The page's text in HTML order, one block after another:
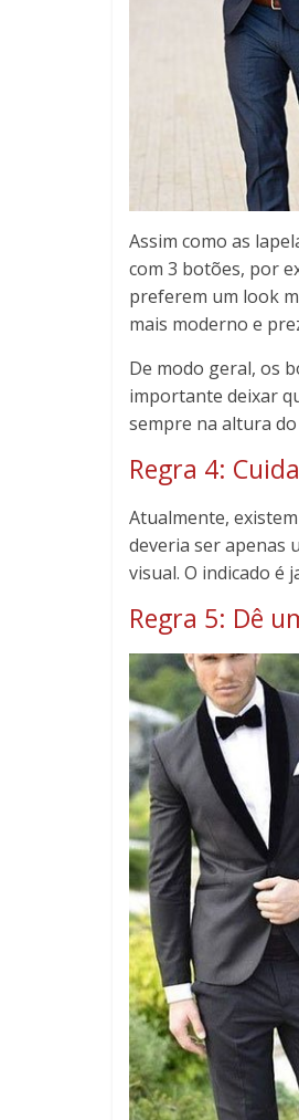
Assim como as
com 3 botões, por
preferem um look
mais moderno e
De modo geral, os
importante deixar
sempre na altura
Regra 4:
Atualmente,
deveria ser apenas
visual. O indicado é
Regra 5: Dê